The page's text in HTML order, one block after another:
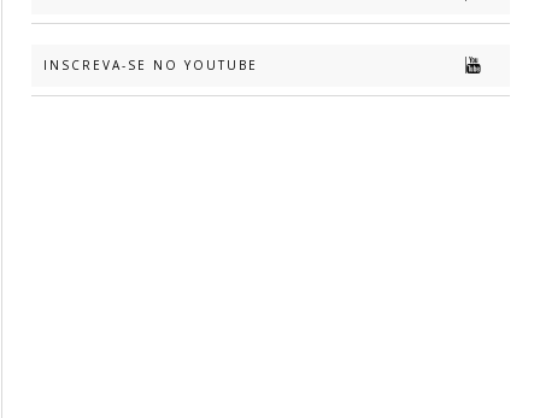
INSCREVA-SE NO YOUTUBE